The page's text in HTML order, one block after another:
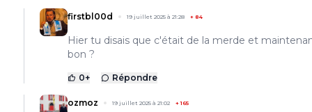
firstbl00d 19 juillet 2025 à 21:28 + 84
Hier tu disais que c'était de la merde et
bon ?
0+ Répondre
ozmoz 19 juillet 2025 à 21:02 +165